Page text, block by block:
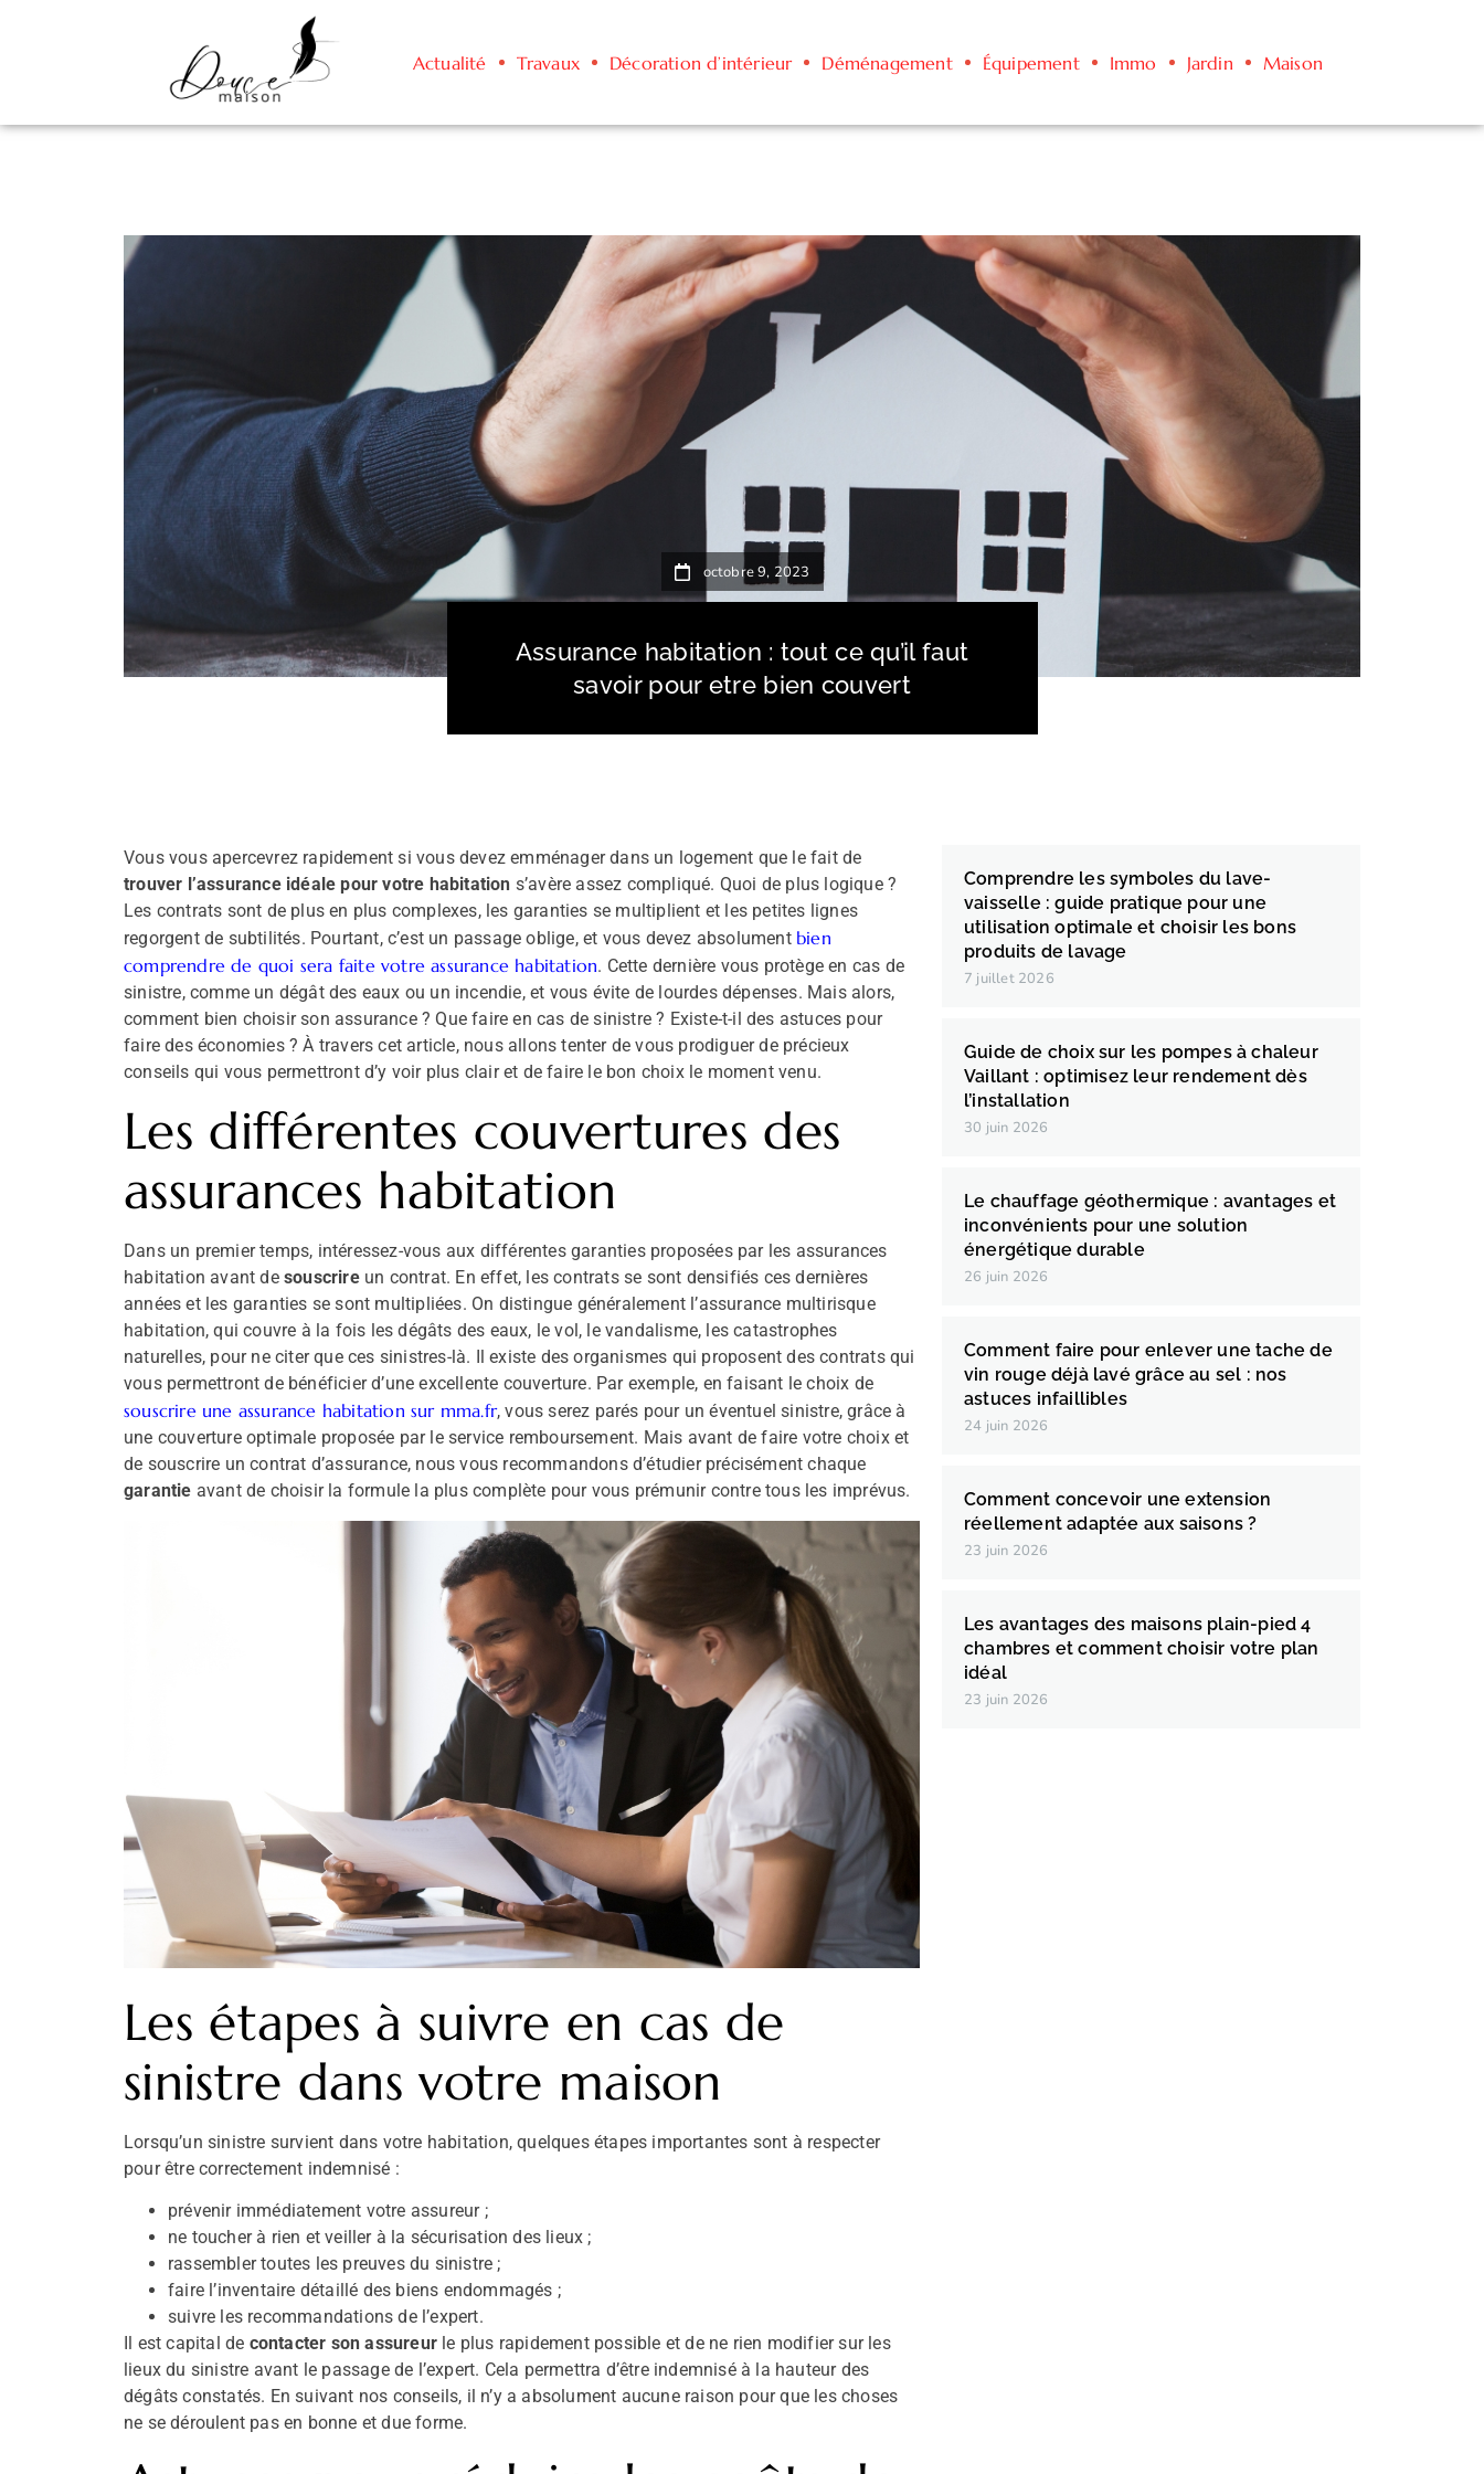
Actualité Travaux Décoration d’intérieur Déménagement Équipement Immo Jardin Maison
octobre 9, 2023
Assurance habitation : tout ce qu’il faut
savoir pour etre bien couvert
Vous vous apercevrez rapidement si vous devez emménager dans un logement que le fait de
trouver l’assurance idéale pour votre habitation s’avère assez compliqué. Quoi de plus logique ?
Les contrats sont de plus en plus complexes, les garanties se multiplient et les petites lignes
regorgent de subtilités. Pourtant, c’est un passage oblige, et vous devez absolument bien
comprendre de quoi sera faite votre assurance habitation. Cette dernière vous protège en cas de
sinistre, comme un dégât des eaux ou un incendie, et vous évite de lourdes dépenses. Mais alors,
comment bien choisir son assurance ? Que faire en cas de sinistre ? Existe-t-il des astuces pour
faire des économies ? À travers cet article, nous allons tenter de vous prodiguer de précieux
conseils qui vous permettront d’y voir plus clair et de faire le bon choix le moment venu.
Les différentes couvertures des
assurances habitation
Dans un premier temps, intéressez-vous aux différentes garanties proposées par les assurances
habitation avant de souscrireun contrat. En effet, les contrats se sont densifiés ces dernières
années et les garanties se sont multipliées. On distingue généralement l’assurance multirisque
habitation, qui couvre à la fois les dégâts des eaux, le vol, le vandalisme, les catastrophes
naturelles, pour ne citer que ces sinistres-là. Il existe des organismes qui proposent des contrats qui
vous permettront de bénéficier d’une excellente couverture. Par exemple, en faisant le choix de
souscrire une assurance habitation sur mma.fr, vous serez parés pour un éventuel sinistre, grâce à
une couverture optimale proposée par le service remboursement. Mais avant de faire votre choix et
de souscrire un contrat d’assurance, nous vous recommandons d’étudier précisément chaque
garantie avant de choisir la formule la plus complète pour vous prémunir contre tous les imprévus.
Les étapes à suivre en cas de
sinistre dans votre maison
Lorsqu’un sinistre survient dans votre habitation, quelques étapes importantes sont à respecter
pour être correctement indemnisé :
prévenir immédiatement votre assureur ;
ne toucher à rien et veiller à la sécurisation des lieux ;
rassembler toutes les preuves du sinistre ;
faire l’inventaire détaillé des biens endommagés ;
suivre les recommandations de l’expert.
Il est capital de contacter son assureur le plus rapidement possible et de ne rien modifier sur les
lieux du sinistre avant le passage de l’expert. Cela permettra d’être indemnisé à la hauteur des
dégâts constatés. En suivant nos conseils, il n’y a absolument aucune raison pour que les choses
ne se déroulent pas en bonne et due forme.
Comprendre les symboles du lave-
vaisselle : guide pratique pour une
utilisation optimale et choisir les bons
produits de lavage
7 juillet 2026
Guide de choix sur les pompes à chaleur
Vaillant : optimisez leur rendement dès
l’installation
30 juin 2026
Le chauffage géothermique : avantages et
inconvénients pour une solution
énergétique durable
26 juin 2026
Comment faire pour enlever une tache de
vin rouge déjà lavé grâce au sel : nos
astuces infaillibles
24 juin 2026
Comment concevoir une extension
réellement adaptée aux saisons ?
23 juin 2026
Les avantages des maisons plain-pied 4
chambres et comment choisir votre plan
idéal
23 juin 2026